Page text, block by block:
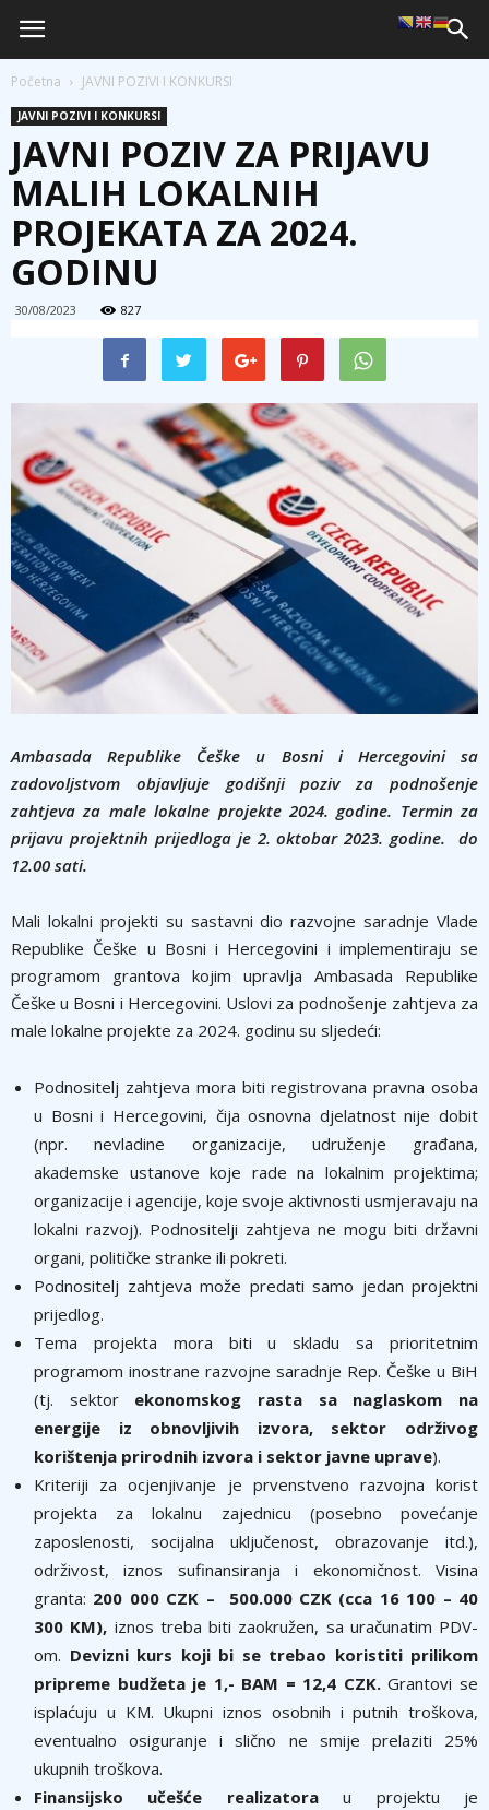
Početna JAVNI POZIVI I KONKURSI
JAVNI POZIVI I KONKURSI
JAVNI POZIV ZA PRIJAVU
MALIH LOKALNIH
PROJEKATA ZA 2024.
GODINU
30/08/2023 827
Ambasada Republike Češke u Bosni i Hercegovini sa
zadovoljstvom objavljuje godišnji poziv za podnošenje
zahtjeva za male lokalne projekte 2024. godine. Termin za
prijavu projektnih prijedloga je 2. oktobar 2023. godine. do
12.00 sati.
Mali lokalni projekti su sastavni dio razvojne saradnje Vlade
Republike Češke u Bosni i Hercegovini i implementiraju se
programom grantova kojim upravlja Ambasada Republike
Češke u Bosni i Hercegovini. Uslovi za podnošenje zahtjeva za
male lokalne projekte za 2024. godinu su sljedeći:
Podnositelj zahtjeva mora biti registrovana pravna osoba
u Bosni i Hercegovini, čija osnovna djelatnost nije dobit
(npr. nevladine organizacije, udruženje građana,
akademske ustanove koje rade na lokalnim projektima;
organizacije i agencije, koje svoje aktivnosti usmjeravaju na
lokalni razvoj). Podnositelji zahtjeva ne mogu biti državni
organi, političke stranke ili pokreti.
Podnositelj zahtjeva može predati samo jedan projektni
prijedlog.
Tema projekta mora biti u skladu sa prioritetnim
programom inostrane razvojne saradnje Rep. Češke u BiH
(tj. sektor ekonomskog rasta sa naglaskom na
energije iz obnovljivih izvora, sektor održivog
korištenja prirodnih izvora i sektor javne uprave).
Kriteriji za ocjenjivanje je prvenstveno razvojna korist
projekta za lokalnu zajednicu (posebno povećanje
zaposlenosti, socijalna uključenost, obrazovanje itd.),
održivost, iznos sufinansiranja i ekonomičnost. Visina
granta: 200 000 CZK – 500.000 CZK (cca 16 100 – 40
300 KM), iznos treba biti zaokružen, sa uračunatim PDV-
om. Devizni kurs koji bi se trebao koristiti prilikom
pripreme budžeta je 1,- BAM = 12,4 CZK.Grantovi se
isplaćuju u KM. Ukupni iznos osobnih i putnih troškova,
eventualno osiguranje i slično ne smije prelaziti 25%
ukupnih troškova.
Finansijsko učešće realizatorau projektu je